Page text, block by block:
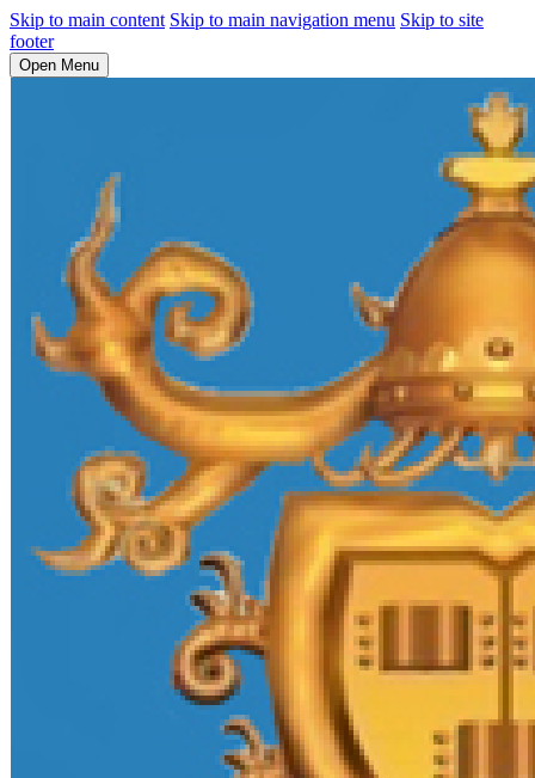
Skip to main content Skip to main navigation menu Skip to site
footer
Open Menu